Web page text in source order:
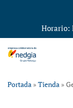
Horario:
Portada » Tienda »